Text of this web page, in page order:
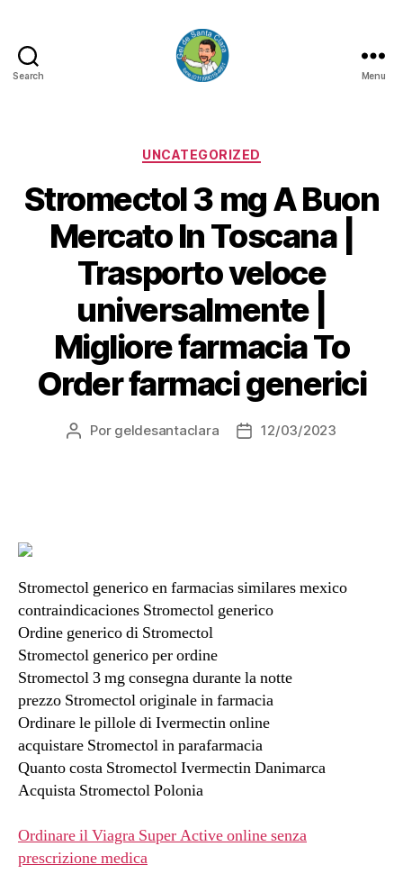
Search
CLARA
Menu
Categorias
UNCATEGORIZED
Stromectol 3 mg A Buon
Mercato In Toscana |
Trasporto veloce
universalmente |
Migliore farmacia To
Order farmaci generici
Autor
Por geldesantaclara
Data12/03/2023
Stromectol generico en farmacias similares mexico
contraindicaciones Stromectol generico
Ordine generico di Stromectol
Stromectol generico per ordine
Stromectol 3 mg consegna durante la notte
prezzo Stromectol originale in farmacia
Ordinare le pillole di Ivermectin online
acquistare Stromectol in parafarmacia
Quanto costa Stromectol Ivermectin Danimarca
Acquista Stromectol Polonia
Ordinare il Viagra Super Active online senza
prescrizione medica